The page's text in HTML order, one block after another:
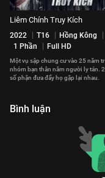
Liêm Chính Truy Kích
2022 T16
Hồng Kông
1 Phần
Full HD
Một vụ sập chung cư vào 25 năm
nhóm bạn thân năm người ly tán.
số phận đưa đẩy họ gặp lại nhau.
Bình luận